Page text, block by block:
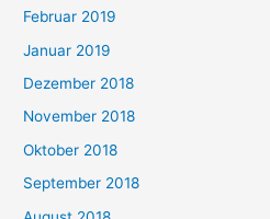
Februar 2019
Januar 2019
Dezember 2018
November 2018
Oktober 2018
September 2018